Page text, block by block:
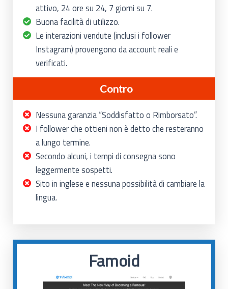
attivo, 24 ore su 24, 7 giorni su 7.
Buona facilità di utilizzo.
Le interazioni vendute (inclusi i follower
Instagram) provengono da account reali e
verificati.
Contro
Nessuna garanzia “Soddisfatto o Rimborsato”.
I follower che ottieni non è detto che resteranno
a lungo termine.
Secondo alcuni, i tempi di consegna sono
leggermente sospetti.
Sito in inglese e nessuna possibilità di cambiare la
lingua.
Famoid